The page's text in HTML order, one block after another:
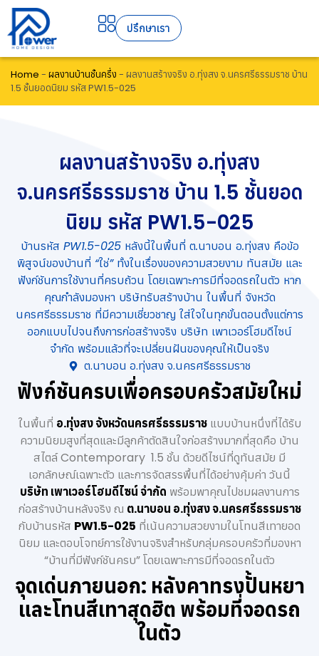
ปรึกษาเรา
Home - ผลงานบ้านชั้นครึ่ง - ผลงานสร้างจริง อ.ทุ่งสง จ.นครศรีธรรมราช บ้าน
1.5 ชั้นยอดนิยม รหัส PW1.5-025
ผลงานสร้างจริง อ.ทุ่งสง
จ.นครศรีธรรมราช บ้าน 1.5 ชั้นยอด
นิยม รหัส PW1.5-025
บ้านรหัส PW1.5-025 หลังนี้ในพื้นที่ ต.นาบอน อ.ทุ่งสง คือข้อ
พิสูจน์ของบ้านที่ “ใช่” ทั้งในเรื่องของความสวยงาม ทันสมัย และ
ฟังก์ชันการใช้งานที่ครบถ้วน โดยเฉพาะการมีที่จอดรถในตัว หาก
คุณกำลังมองหา บริษัทรับสร้างบ้าน ในพื้นที่ จังหวัด
นครศรีธรรมราช ที่มีความเชี่ยวชาญ ใส่ใจในทุกขั้นตอนตั้งแต่การ
ออกแบบไปจนถึงการก่อสร้างจริง บริษัท เพาเวอร์โฮมดีไซน์
จำกัด พร้อมแล้วที่จะเปลี่ยนฝันของคุณให้เป็นจริง
ต.นาบอน อ.ทุ่งสง จ.นครศรีธรรมราช
ฟังก์ชันครบเพื่อครอบครัวสมัยใหม่
ในพื้นที่ อ.ทุ่งสง จังหวัดนครศรีธรรมราชแบบบ้านหนึ่งที่ได้รับ
ความนิยมสูงที่สุดและมีลูกค้าตัดสินใจก่อสร้างมากที่สุดคือ บ้าน
สไตล์ Contemporary 1.5 ชั้น ด้วยดีไซน์ที่ดูทันสมัย มี
เอกลักษณ์เฉพาะตัว และการจัดสรรพื้นที่ได้อย่างคุ้มค่า วันนี้
บริษัท เพาเวอร์โฮมดีไซน์ จำกัด พร้อมพาคุณไปชมผลงานการ
ก่อสร้างบ้านหลังจริง ณ ต.นาบอน อ.ทุ่งสง จ.นครศรีธรรมราช
กับบ้านรหัส PW1.5-025 ที่เน้นความสวยงามในโทนสีเทายอด
นิยม และตอบโจทย์การใช้งานจริงสำหรับกลุ่มครอบครัวที่มองหา
“บ้านที่มีฟังก์ชันครบ” โดยเฉพาะการมีที่จอดรถในตัว
จุดเด่นภายนอก: หลังคาทรงปั้นหยา
และโทนสีเทาสุดฮิต พร้อมที่จอดรถ
ในตัว